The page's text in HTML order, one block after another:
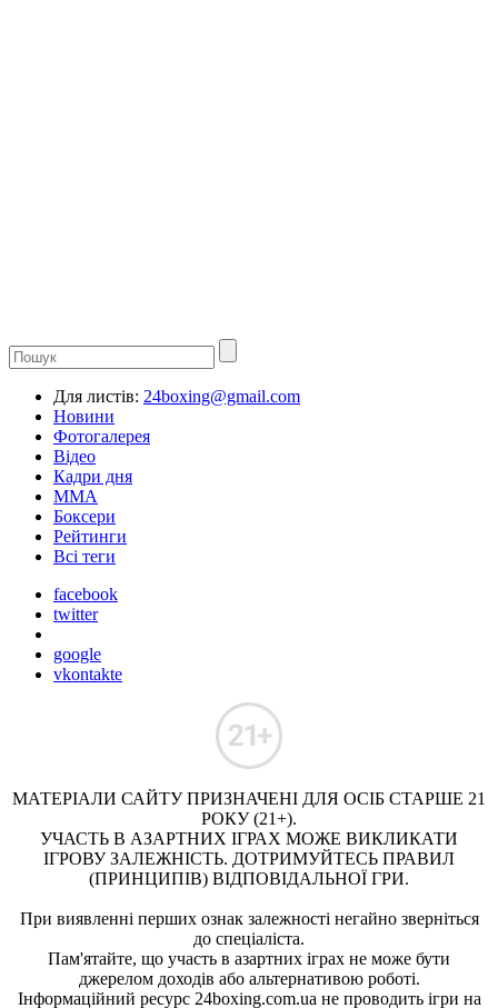
Для листів: 24boxing@gmail.com
Новини
Фотогалерея
Відео
Кадри дня
ММА
Боксери
Рейтинги
Всі теги
facebook
twitter
google
vkontakte
МАТЕРІАЛИ САЙТУ ПРИЗНАЧЕНІ ДЛЯ ОСІБ СТАРШЕ 21
РОКУ (21+).
УЧАСТЬ В АЗАРТНИХ ІГРАХ МОЖЕ ВИКЛИКАТИ
ІГРОВУ ЗАЛЕЖНІСТЬ. ДОТРИМУЙТЕСЬ ПРАВИЛ
(ПРИНЦИПІВ) ВІДПОВІДАЛЬНОЇ ГРИ.
При виявленні перших ознак залежності негайно зверніться
до спеціаліста.
Пам'ятайте, що участь в азартних іграх не може бути
джерелом доходів або альтернативою роботі.
Інформаційний ресурс 24boxing.com.ua не проводить ігри на